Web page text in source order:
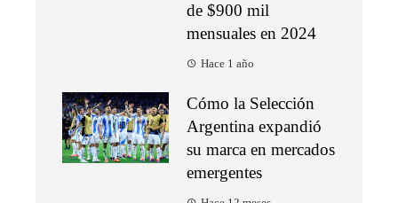
de $900 mil
mensuales en 2024
Hace 1 año
Cómo la Selección
Argentina expandió
su marca en mercados
emergentes